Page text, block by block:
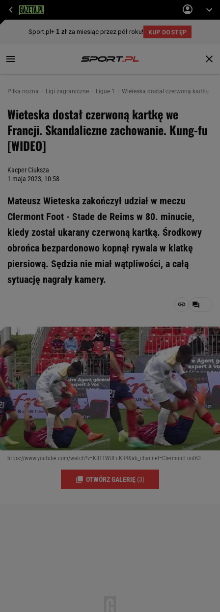
Piłka nożna Ligi zagraniczne Ligue 1 Wieteska dostał czerwoną kartkę
Wieteska dostał czerwoną kartkę we
Francji. Skandaliczne zachowanie. Kung-fu
[WIDEO]
Kacper Ciuksza
1 maja 2023, 10:58
Mateusz Wieteska zakończył udział w meczu
Clermont Foot - Stade de Reims w 80. minucie,
kiedy został ukarany czerwoną kartką. Środkowy
obrońca bezpardonowo kopnął rywala w klatkę
piersiową. Sędzia nie miał wątpliwości, a całą
sytuację nagrały kamery.
https://www.youtube.com/watch?v=K8TTWUEcKR4&ab_channel=ClermontFoot63
OTWÓRZ GALERIĘ (3)